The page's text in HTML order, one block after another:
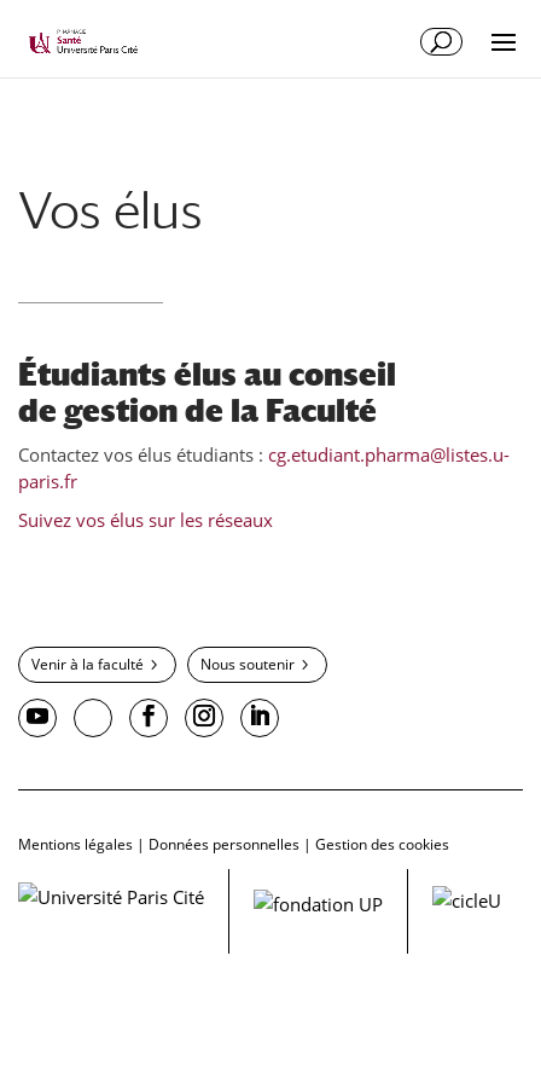
Vos élus
Étudiants élus au conseil
de gestion de la Faculté
Contactez vos élus étudiants : cg.etudiant.pharma@listes.u-
paris.fr
Suivez vos élus sur les réseaux
Venir à la faculté Nous soutenir
Mentions légales | Données personnelles | Gestion des cookies